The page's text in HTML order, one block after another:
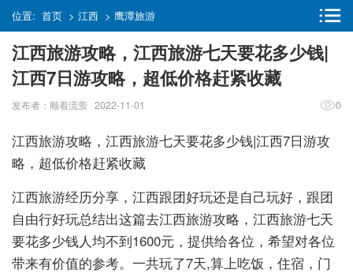
位置: 首页 > 江西 > 鹰潭旅游
江西旅游攻略，江西旅游七天要花多少钱|
江西7日游攻略，超低价格赶紧收藏
发布者：顺着流萤 2022-11-01 0
江西旅游攻略，江西旅游七天要花多少钱|江西7日游攻
略，超低价格赶紧收藏
江西旅游经历分享，江西跟团好玩还是自己玩好，跟团
自由行好玩总结出这篇去江西旅游攻略，江西旅游七天
要花多少钱人均不到1600元，提供给各位，希望对各位
带来有价值的参考。一共玩了7天,算上吃饭，住宿，门